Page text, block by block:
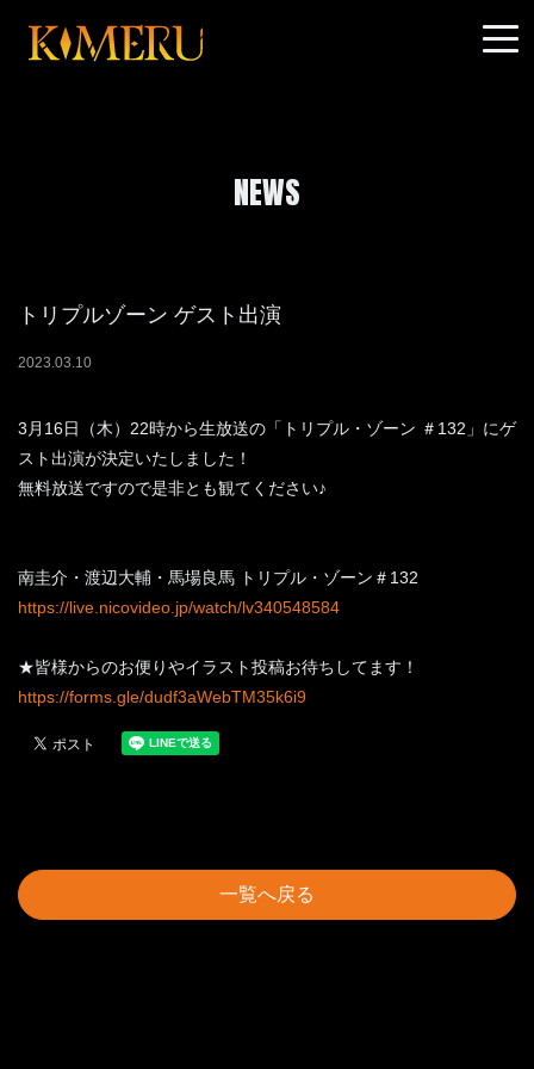
NEWS
トリプルゾーン ゲスト出演
2023.03.10
3月16日（木）22時から生放送の「トリプル・ゾーン ＃132」にゲ
スト出演が決定いたしました！
無料放送ですので是非とも観てください♪
南圭介・渡辺大輔・馬場良馬 トリプル・ゾーン＃132
https://live.nicovideo.jp/watch/lv340548584
★皆様からのお便りやイラスト投稿お待ちしてます！
https://forms.gle/dudf3aWebTM35k6i9
一覧へ戻る